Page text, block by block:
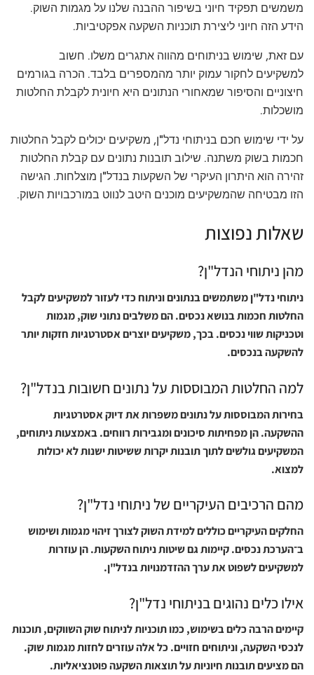
משמשים תפקיד חיוני בשיפור ההבנה שלנו על מגמות השוק.
הידע הזה חיוני ליצירת תוכניות השקעה אפקטיביות.
עם זאת, שימוש בניתוחים מהווה אתגרים משלו. חשוב
למשקיעים לחקור עמוק יותר מהמספרים בלבד. הכרה בגורמים
חיצוניים והסיפור שמאחורי הנתונים היא חיונית לקבלת החלטות
מושכלות.
על ידי שימוש חכם בניתוחי נדל"ן, משקיעים יכולים לקבל החלטות
חכמות בשוק משתנה. שילוב תובנות נתונים עם קבלת החלטות
זהירה הוא היתרון העיקרי של השקעות בנדל"ן מוצלחות. הגישה
הזו מבטיחה שהמשקיעים מוכנים היטב לנווט במורכבויות השוק.
שאלות נפוצות
מהן ניתוחי הנדל"ן?
ניתוחי נדל"ן משתמשים בנתונים וניתוח כדי לעזור למשקיעים לקבל
החלטות חכמות בנושא נכסים. הם משלבים נתוני שוק, מגמות
וטכניקות שווי נכסים. בכך, משקיעים יוצרים אסטרטגיות חזקות יותר
להשקעה בנכסים.
למה החלטות המבוססות על נתונים חשובות בנדל"ן?
בחירות המבוססות על נתונים משפרות את דיוק אסטרטגיות
ההשקעה. הן מפחיתות סיכונים ומגבירות רווחים. באמצעות ניתוחים,
המשקיעים גולשים לתוך תובנות יקרות ששיטות ישנות לא יכולות
למצוא.
מהם הרכיבים העיקריים של ניתוחי נדל"ן?
החלקים העיקריים כוללים למידת השוק לצורך זיהוי מגמות ושימוש
ב־הערכת נכסים. קיימות גם שיטות ניתוח השקעות. הן עוזרות
למשקיעים לשפוט את ערך ההזדמנויות בנדל"ן.
אילו כלים נהוגים בניתוחי נדל"ן?
קיימים הרבה כלים בשימוש, כמו תוכניות לניתוח שוק השווקים, תוכנות
לנכסי השקעה, וניתוחים חזויים. כל אלה עוזרים לחזות מגמות שוק.
הם מציעים תובנות חיוניות על תוצאות השקעה פוטנציאליות.